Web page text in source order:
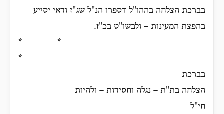
בברכת הצלחה בההו"ל דספרו הנ"ל שג"ז ודאי יסייע
בהפצת המעינות – ולבשו"ט בכ"ז.
* *
*
בברכת
הצלחה בת"ת – נגלה וחסידות – ולהיות
חי"ל